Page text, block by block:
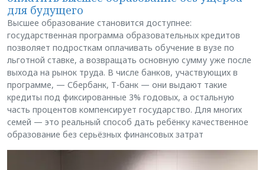
для будущего
Высшее образование становится доступнее:
государственная программа образовательных кредитов
позволяет подросткам оплачивать обучение в вузе по
льготной ставке, а возвращать основную сумму уже после
выхода на рынок труда. В числе банков, участвующих в
программе, — Сбербанк, Т-банк — они выдают такие
кредиты под фиксированные 3% годовых, а остальную
часть процентов компенсирует государство. Для многих
семей — это реальный способ дать ребёнку качественное
образование без серьёзных финансовых затрат